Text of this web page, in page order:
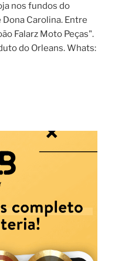
nos fundos do
Carolina. Entre
Falarz Moto Peças".
do Orleans. Whats: